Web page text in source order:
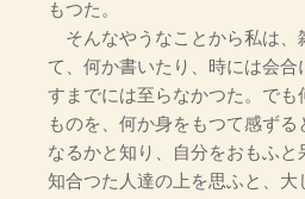
もつた。
そんなやうなことから私は、
て、何か書いたり、時には会
すまでには至らなかつた。で
ものを、何か身をもつて感ず
なるかと知り、自分をおもふ
知合つた人達の上を思ふと、大